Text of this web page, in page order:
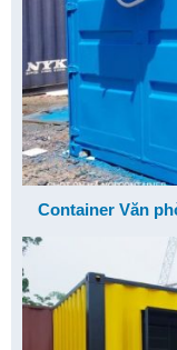
Container Văn